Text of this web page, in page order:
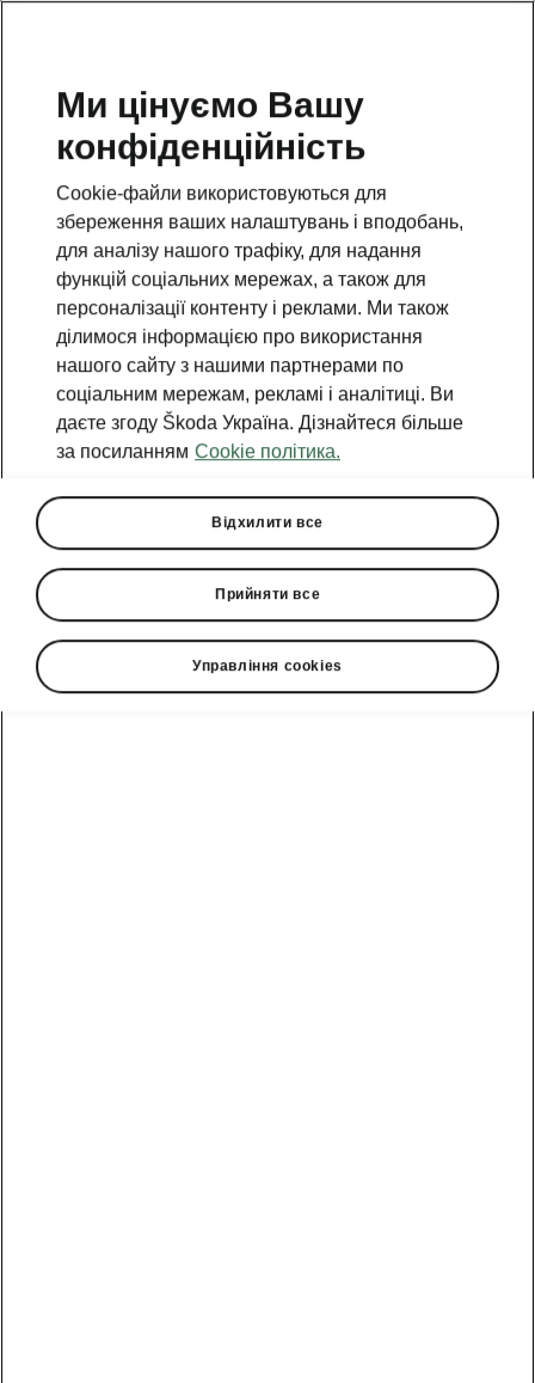
Ми цінуємо Вашу
конфіденційність
Cookie-файли використовуються для
збереження ваших налаштувань і вподобань,
для аналізу нашого трафіку, для надання
функцій соціальних мережах, а також для
персоналізації контенту і реклами. Ми також
ділимося інформацією про використання
нашого сайту з нашими партнерами по
соціальним мережам, рекламі і аналітиці. Ви
даєте згоду Škoda Україна. Дізнайтеся більше
за посиланням Cookie політика.
Відхилити все
Прийняти все
Управління cookies